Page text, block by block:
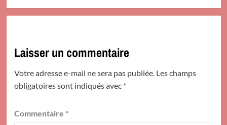
Laisser un commentaire
Votre adresse e-mail ne sera pas publiée. Les champs
obligatoires sont indiqués avec *
Commentaire *